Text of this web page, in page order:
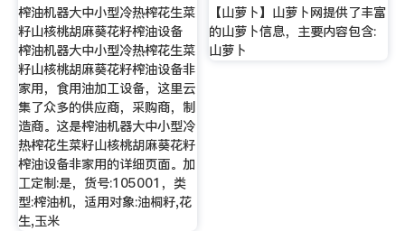
榨油机器大中小型冷热榨花生菜
籽山核桃胡麻葵花籽榨油设备
榨油机器大中小型冷热榨花生菜
籽山核桃胡麻葵花籽榨油设备非
家用，食用油加工设备，这里云
集了众多的供应商，采购商，制
造商。这是榨油机器大中小型冷
热榨花生菜籽山核桃胡麻葵花籽
榨油设备非家用的详细页面。加
工定制:是，货号:105001，类
型:榨油机，适用对象:油桐籽,花
生,玉米
【山萝卜】山萝卜网提供了丰富
的山萝卜信息，主要内容包含:
山萝卜